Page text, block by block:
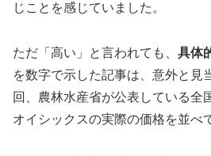
じことを感じていました。
ただ「高い」と言われても、 具体
を数字で示した記事は、意外と見
回、農林水産省が公表している全
オイシックスの実際の価格を並べ